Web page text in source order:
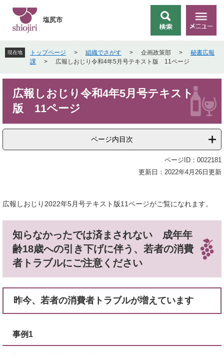
先
頭
す
を
飛
し
索
メ
ニ
ー
塩尻市
現在地 トップページ > 組織でさがす > 企画政策部 >
秘書広報
課
> 広報しおじり令和4年5月号テキスト版 11ページ
広報しおじり令和4年5月号テキスト
版 11ページ
ページ内目次
ページID：0022181
更新日：2022年4月26日更新
広報しおじり2022年5月号テキスト版11ページがご覧になれます。
知らなかったでは済まされない 成年年
齢18歳への引き下げに伴う、若者の消費
者トラブルにご注意ください
昨今、若者の消費者トラブルが増えています
事例1